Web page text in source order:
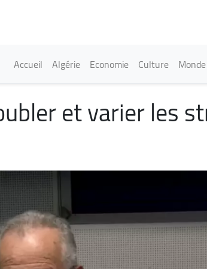
Main navigation
Accueil Algérie Economie Culture Monde
et varier les